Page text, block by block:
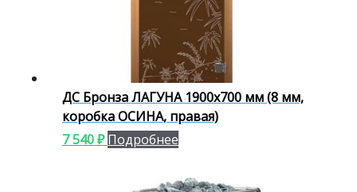
ДС Бронза ЛАГУНА 1900х700 мм (8 мм,
коробка ОСИНА, правая)
7 540₽ Подробнее